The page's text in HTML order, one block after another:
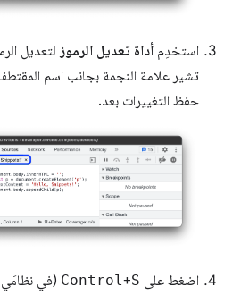
استخدِم أداة تعديل الرموز لتعديل
تشير علامة النجمة بجانب اسم
حفظ التغييرات بعد.
اضغط على Control+S
(في نظامَي